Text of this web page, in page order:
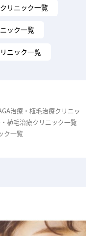
リニック一覧
ック一覧
ニック一覧
治療・植毛治療クリニッ
植毛治療クリニック一覧
ク一覧